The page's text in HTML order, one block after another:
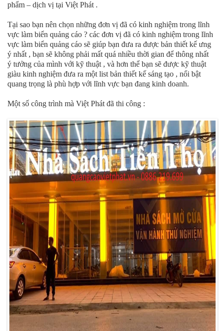
phẩm – dịch vị tại Việt Phát .
Tại sao bạn nên chọn những đơn vị đã có kinh nghiệm trong lĩnh
vực làm biển quảng cáo ? các đơn vị đã có kinh nghiệm trong lĩnh
vực làm biển quảng cáo sẽ giúp bạn đưa ra được bản thiết kế ưng
ý nhất , bạn sẽ không phải mất quá nhiều thời gian để thông nhất
ý tưởng của mình với kỹ thuật , và hơn thể bạn sẽ được kỹ thuật
giàu kinh nghiệm đưa ra một list bản thiết kế sáng tạo , nổi bật
quang trọng là phù hợp với lĩnh vực bạn đang kinh doanh.
Một số công trình mà Việt Phát đã thi công :